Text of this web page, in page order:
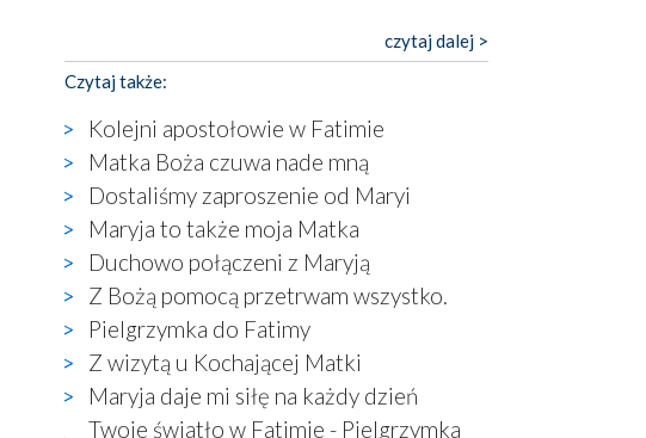
Niespokojny duch współczesności daje też w
Fatimie znać o sobie w sposób widoczny gołym
okiem. Niby w trosce o prostotę i skromność
stara się on jak może zasłonić sanktuarium,
wznosząc wokół betonowe bryły, z których
niektóre nawet zostały poświęcone jako miejsca
katolickiego kultu. Tylko co wspólnego z żywą,
autentyczną wiarą mogą mieć płaskie, szare
bunkry albo kaplice, w których Tabernakulum
przypomina bardziej skrzynkę na narzędzia? Albo
co powiedzieć o ustawionym tuż przy nowej
bazylice wielkim krzyżu, na którym zamiast
Chrystusa umieszczono dziwaczną postać jakby
wyjętą ze starożytnych hieroglifów? W
kulturowym kontekście naszych czasów to raczej
czytaj dalej >
Czytaj także:
Kolejni apostołowie w Fatimie
Matka Boża czuwa nade mną
Dostaliśmy zaproszenie od Maryi
Maryja to także moja Matka
Duchowo połączeni z Maryją
Z Bożą pomocą przetrwam wszystko.
Pielgrzymka do Fatimy
Z wizytą u Kochającej Matki
Maryja daje mi siłę na każdy dzień
Twoje światło w Fatimie - Pielgrzymka